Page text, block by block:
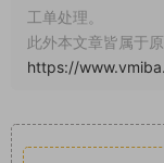
工单处理。
此外本文章皆属于
https://